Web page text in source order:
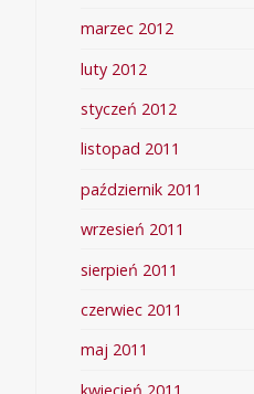
marzec 2012
luty 2012
styczeń 2012
listopad 2011
październik 2011
wrzesień 2011
sierpień 2011
czerwiec 2011
maj 2011